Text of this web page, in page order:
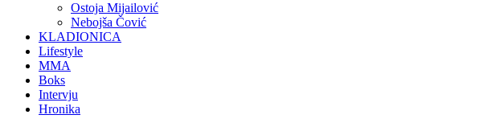
Ostoja Mijailović
Nebojša Čović
KLADIONICA
Lifestyle
MMA
Boks
Intervju
Hronika